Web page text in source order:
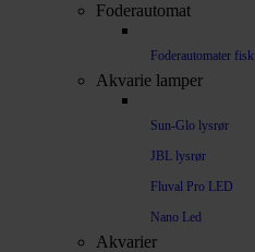
Foderautomat
Foderautomater fisk
Akvarie lamper
Sun-Glo lysrør
JBL lysrør
Fluval Pro LED
Nano Led
Akvarier